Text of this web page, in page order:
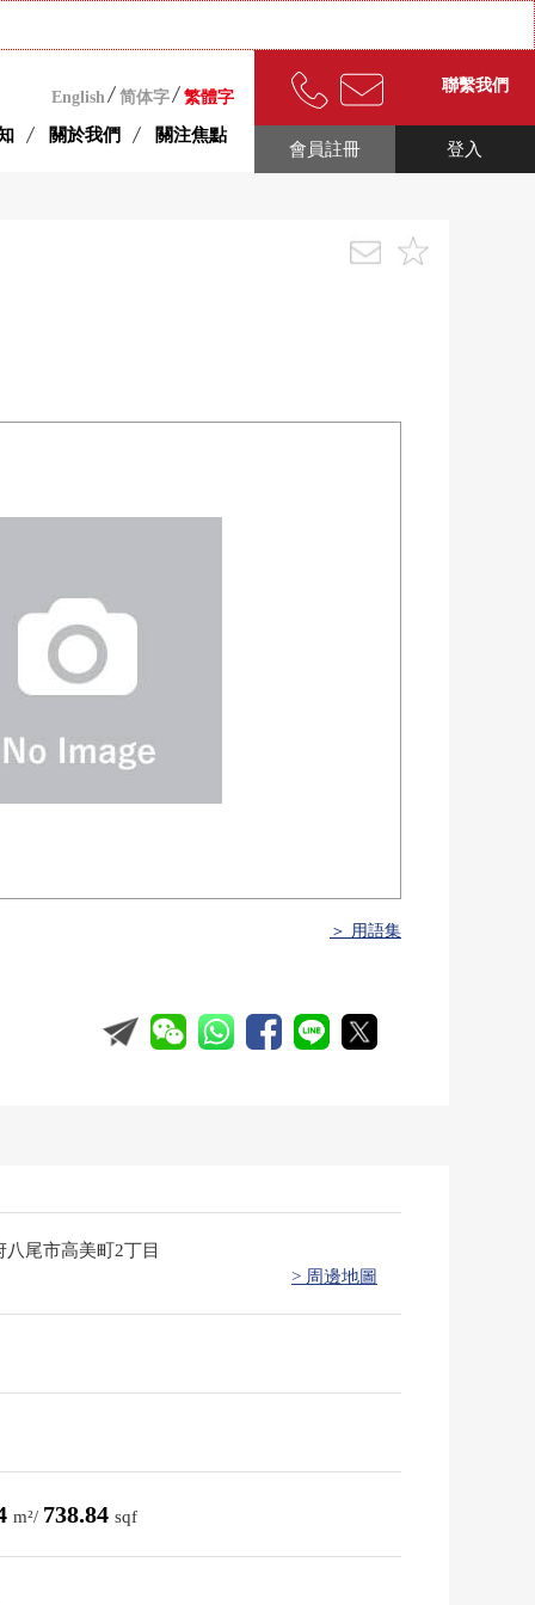
English 简体字 繁體字
關於我們 關注焦點
聯繫我們
登入
會員註冊
＞ 用語集
八尾市高美町2丁目
> 周邊地圖
m²/ 738.84 sqf